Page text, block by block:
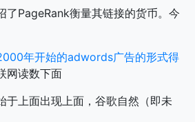
了PageRank衡量其链接的货币。今
年开始的adwords广告的形式得
网读数下面
于上面出现上面，谷歌自然（即未